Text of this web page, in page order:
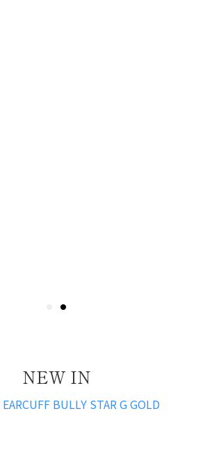
NEW IN